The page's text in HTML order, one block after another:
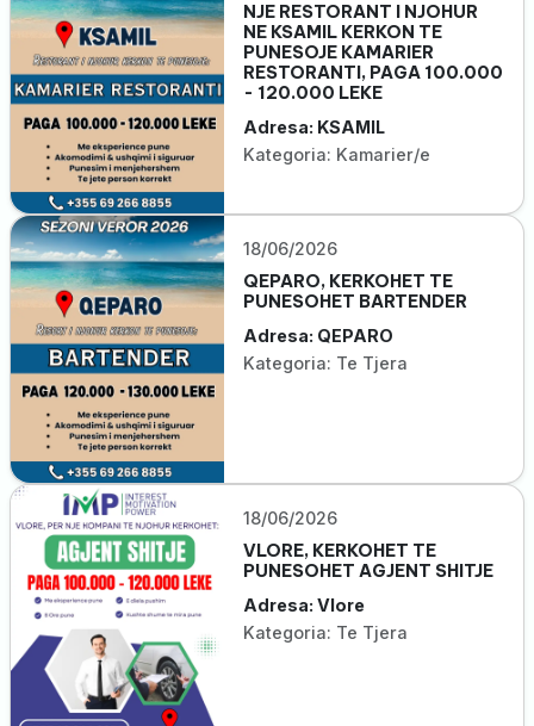
NJE RESTORANT I NJOHUR
NE KSAMIL KERKON TE
PUNESOJE KAMARIER
RESTORANTI, PAGA 100.000
- 120.000 LEKE
Adresa: KSAMIL
Kategoria: Kamarier/e
18/06/2026
QEPARO, KERKOHET TE
PUNESOHET BARTENDER
Adresa: QEPARO
Kategoria: Te Tjera
18/06/2026
VLORE, KERKOHET TE
PUNESOHET AGJENT SHITJE
Adresa: Vlore
Kategoria: Te Tjera